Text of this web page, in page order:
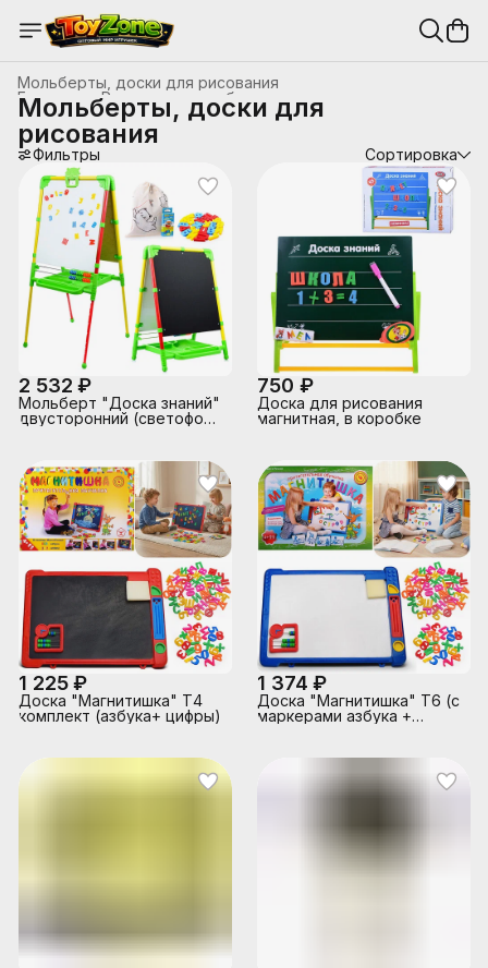
Мольберты, доски для рисования
Развивающие, обучающие игрушки
Главная ›
Мольберты, доски для
рисования
Фильтры Сортировка
2 532 ₽
Мольберт "Доска знаний"
двусторонний (светофор)
750 ₽
Доска для рисования
магнитная, в коробке
1 225 ₽
Доска "Магнитишка" Т4
комплект (азбука+ цифры)
1 374 ₽
Доска "Магнитишка" Т6 (с
маркерами азбука +